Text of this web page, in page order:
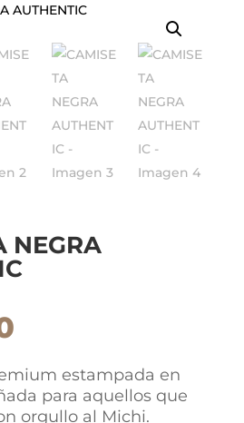
NEGRA
estampada en
para aquellos que
orgullo al Michi.